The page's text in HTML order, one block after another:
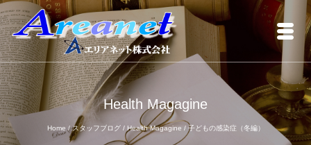
Health Magagine
Home / スタッフブログ / Health Magagine / 子どもの感染症（冬編）